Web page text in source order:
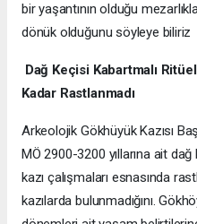
bir yaşantının olduğu
dönük olduğunu söyleye biliriz
Dağ Keçisi Kabartmalı
Kadar Rastlanmadı
Arkeolojik Gökhüyük Kazısı
MÖ 2900-3200 yıllarına ait
kazı çalışmaları esnasında
kazılarda bulunmadığını.